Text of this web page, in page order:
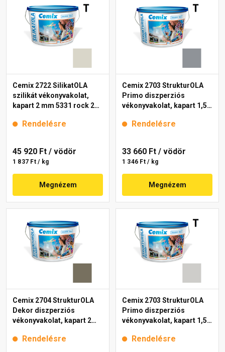
Cemix 2722 SilikatOLA
szilikát vékonyvakolat,
kapart 2 mm 5331 rock 25
Rendelésre
45 920 Ft / vödör
1 837 Ft / kg
Megnézem
Cemix 2703 StrukturOLA
Primo diszperziós
vékonyvakolat, kapart 1,5
Rendelésre
33 660 Ft / vödör
1 346 Ft / kg
Megnézem
Cemix 2704 StrukturOLA
Dekor diszperziós
vékonyvakolat, kapart 2
Rendelésre
Cemix 2703 StrukturOLA
Primo diszperziós
vékonyvakolat, kapart 1,5
Rendelésre